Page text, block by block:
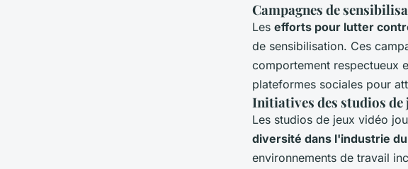
Campagnes de
Les efforts pour lutter
de sensibilisation. Ces
comportement respectueux
plateformes sociales pour
Initiatives des studios de
Les studios de jeux vidéo
diversité dans l'industrie
environnements de travail